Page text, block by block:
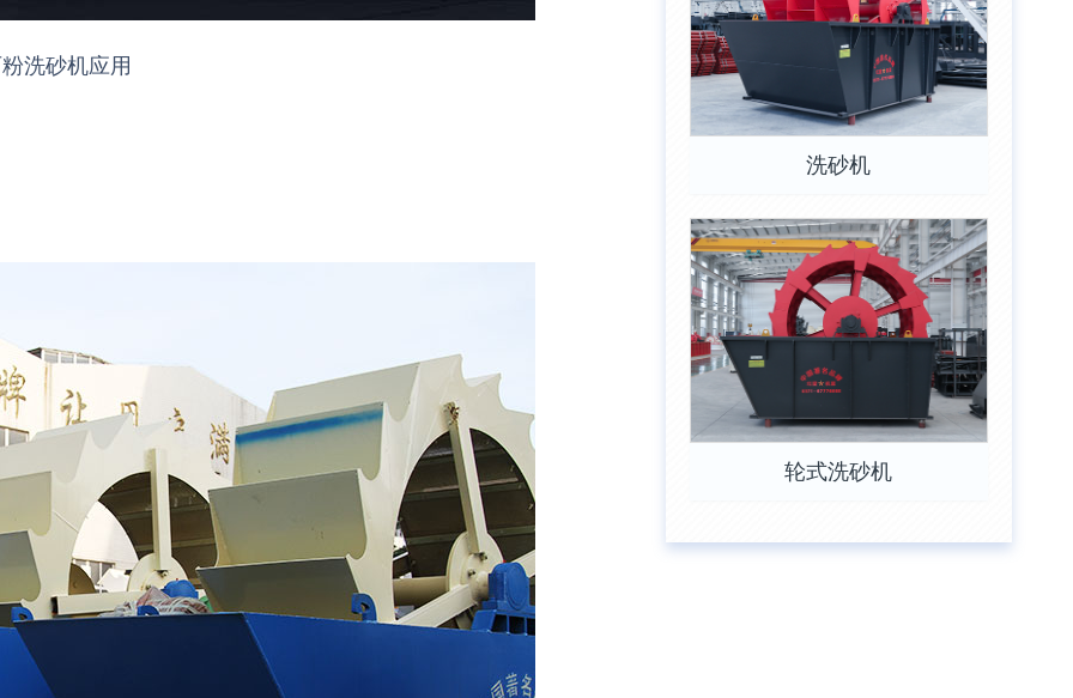
洗砂机应用
洗砂机
轮式洗砂机